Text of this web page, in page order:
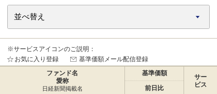
※サービスアイコンのご説明：
お気に入り登録
基準価額メール配信登録
ファンド名
愛称
日経新聞掲載名
基準価額
サー
ビス
前日比